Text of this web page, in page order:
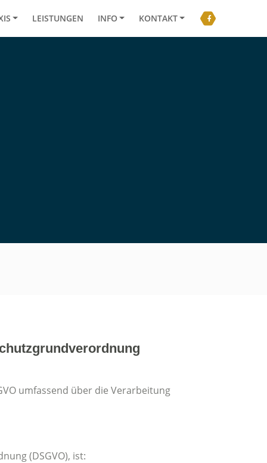
LEISTUNGEN INFO KONTAKT
umfassend über die Verarbeitung
(DSGVO), ist: